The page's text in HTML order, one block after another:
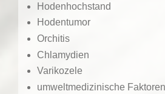
Hodenhochstand
Hodentumor
Orchitis
Chlamydien
Varikozele
umweltmedizinische Faktoren